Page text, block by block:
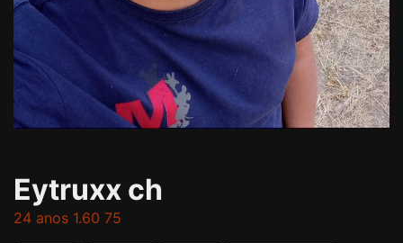
Eytruxx ch
24 anos 1.60 75